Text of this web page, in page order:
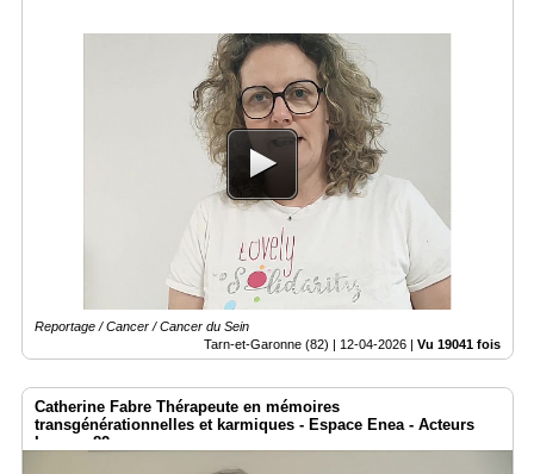
Reportage / Cancer / Cancer du Sein
Tarn-et-Garonne (82) | 12-04-2026 | Vu 19041 fois
Catherine Fabre Thérapeute en mémoires
transgénérationnelles et karmiques - Espace Enea - Acteurs
Locaux 82